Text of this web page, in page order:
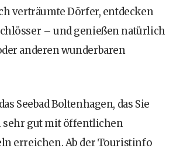
verträumte Dörfer, entdecken
– und genießen natürlich
anderen wunderbaren
Seebad Boltenhagen, das Sie
sehr gut mit öffentlichen
erreichen. Ab der Touristinfo